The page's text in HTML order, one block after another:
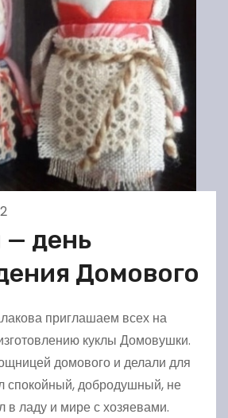
— день
Домового
приглашаем всех на
куклы Домовушки.
домового и делали для
спокойный, добродушный, не
в ладу и мире с хозяевами.